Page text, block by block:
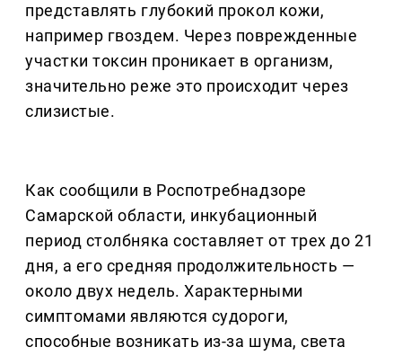
представлять глубокий прокол кожи,
например гвоздем. Через поврежденные
участки токсин проникает в организм,
значительно реже это происходит через
слизистые.
Как сообщили в Роспотребнадзоре
Самарской области, инкубационный
период столбняка составляет от трех до 21
дня, а его средняя продолжительность —
около двух недель. Характерными
симптомами являются судороги,
способные возникать из-за шума, света